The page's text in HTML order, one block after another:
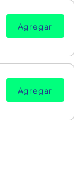
Agregar
Agregar